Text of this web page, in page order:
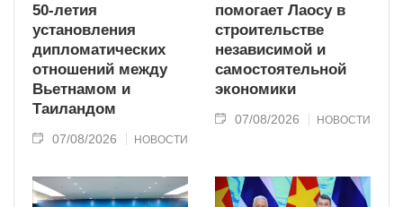
50-летия
установления
дипломатических
отношений между
Вьетнамом и
Таиландом
07/08/2026 НОВОСТИ
помогает Лаосу в
строительстве
независимой и
самостоятельной
экономики
07/08/2026 НОВОСТИ